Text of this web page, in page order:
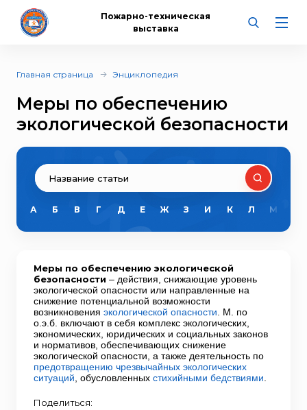
Пожарно-техническая
выставка
Главная страница Энциклопедия
Меры по обеспечению
экологической безопасности
А Б В Г Д Е Ж З И К Л М
Меры по обеспечению экологической
безопасности – действия, снижающие уровень
экологической опасности или направленные на
снижение потенциальной возможности
возникновения экологической опасности . М. по
о.э.б. включают в себя комплекс экологических,
экономических, юридических и социальных законов
и нормативов, обеспечивающих снижение
экологической опасности, а также деятельность по
предотвращению чрезвычайных экологических
ситуаций , обусловленных стихийными бедствиями
Поделиться: